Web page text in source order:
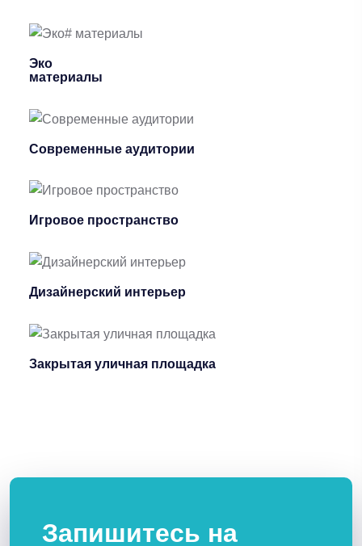
Эко
материалы
Современные аудитории
Игровое пространство
Дизайнерский интерьер
Закрытая уличная площадка
Запишитесь на